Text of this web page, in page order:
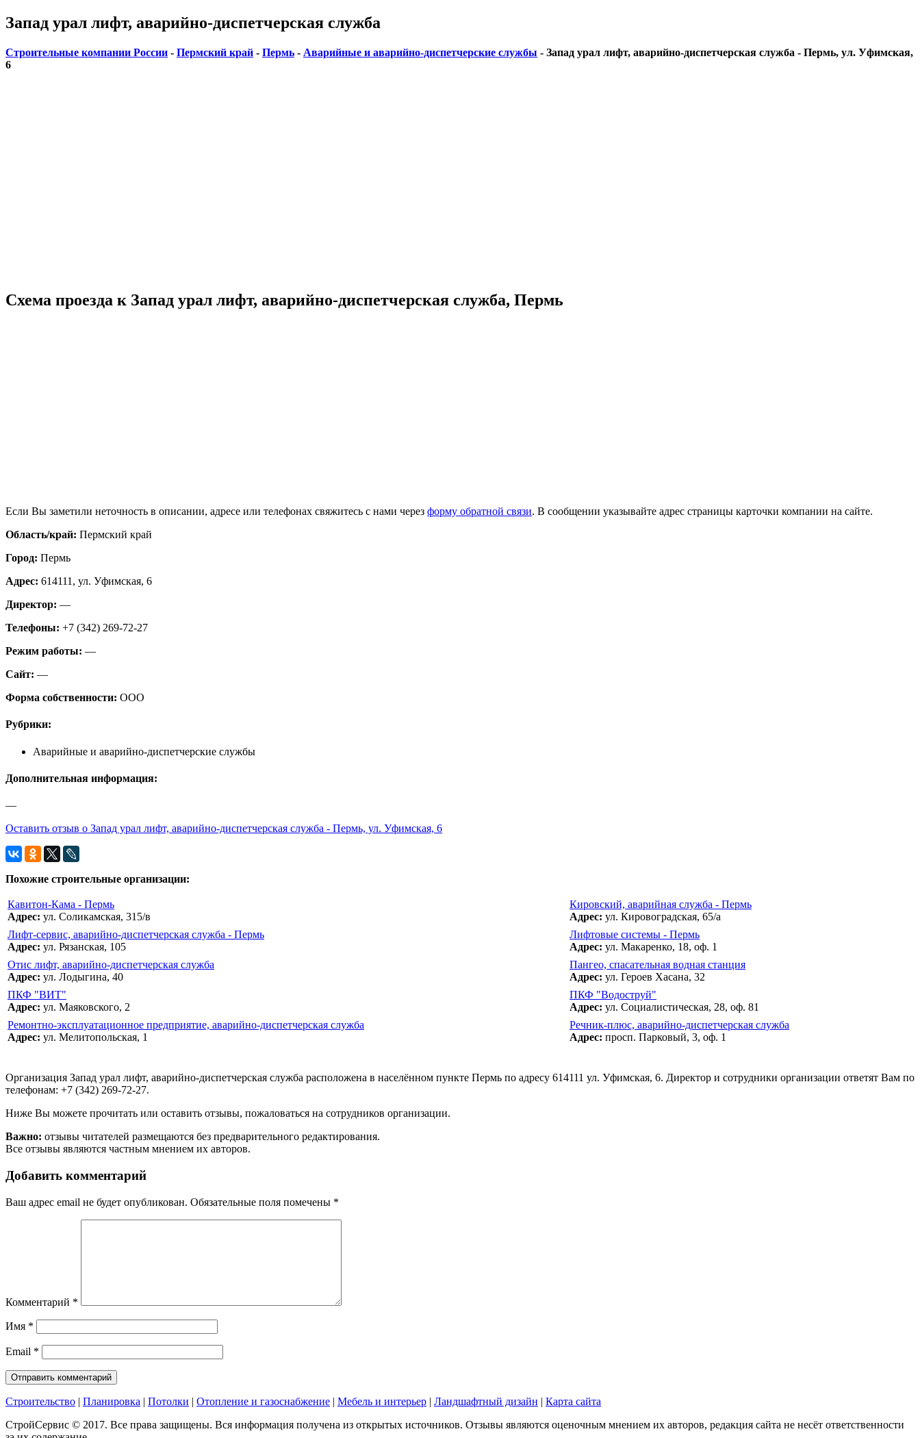
Запад урал лифт, аварийно-диспетчерская служба
Строительные компании России - Пермский край - Пермь - Аварийные и аварийно-диспетчерские службы - Запад урал лифт, аварийно-диспетчерская служба - Пермь, ул. Уфимская,
6
Схема проезда к Запад урал лифт, аварийно-диспетчерская служба, Пермь
Если Вы заметили неточность в описании, адресе или телефонах свяжитесь с нами через форму обратной связи. В сообщении указывайте адрес страницы карточки компании на сайте.
Область/край: Пермский край
Город: Пермь
Адрес: 614111, ул. Уфимская, 6
Директор: —
Телефоны: +7 (342) 269-72-27
Режим работы: —
Сайт: —
Форма собственности: ООО
Рубрики:
Аварийные и аварийно-диспетчерские службы
Дополнительная информация:
—
Оставить отзыв о Запад урал лифт, аварийно-диспетчерская служба - Пермь, ул. Уфимская, 6
Похожие строительные организации:
Кавитон-Кама - Пермь
Адрес: ул. Соликамская, 315/в
Кировский, аварийная служба - Пермь
Адрес: ул. Кировоградская, 65/а
Лифт-сервис, аварийно-диспетчерская служба - Пермь
Адрес: ул. Рязанская, 105
Лифтовые системы - Пермь
Адрес: ул. Макаренко, 18, оф. 1
Отис лифт, аварийно-диспетчерская служба
Адрес: ул. Лодыгина, 40
Пангео, спасательная водная станция
Адрес: ул. Героев Хасана, 32
ПКФ "ВИТ"
Адрес: ул. Маяковского, 2
ПКФ "Водоструй"
Адрес: ул. Социалистическая, 28, оф. 81
Ремонтно-эксплуатационное предприятие, аварийно-диспетчерская служба
Адрес: ул. Мелитопольская, 1
Речник-плюс, аварийно-диспетчерская служба
Адрес: просп. Парковый, 3, оф. 1
Организация Запад урал лифт, аварийно-диспетчерская служба расположена в населённом пункте Пермь по адресу 614111 ул. Уфимская, 6. Директор и сотрудники организации ответят Вам по
телефонам: +7 (342) 269-72-27.
Ниже Вы можете прочитать или оставить отзывы, пожаловаться на сотрудников организации.
Важно: отзывы читателей размещаются без предварительного редактирования.
Все отзывы являются частным мнением их авторов.
Добавить комментарий
Ваш адрес email не будет опубликован. Обязательные поля помечены *
Комментарий *
Имя *
Email *
Строительство | Планировка | Потолки | Отопление и газоснабжение | Мебель и интерьер | Ландшафтный дизайн | Карта сайта
СтройСервис © 2017. Все права защищены. Вся информация получена из открытых источников. Отзывы являются оценочным мнением их авторов, редакция сайта не несёт ответственности